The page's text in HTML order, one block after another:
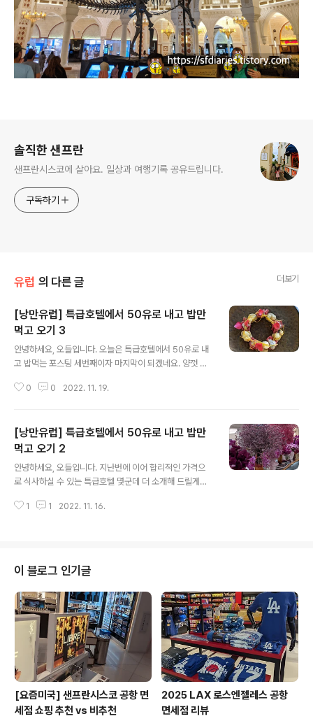
솔직한 샌프란
샌프란시스코에 살아요. 일상과 여행기록 공유드립니다.
구독하기
유럽 의 다른 글 더보기
[낭만유럽] 특급호텔에서 50유로 내고 밥만
먹고 오기 3
안녕하세요, 오들입니다. 오늘은 특급호텔에서 50유로 내
고 밥먹는 포스팅 세번째이자 마지막이 되겠네요. 양껏 먹
도 하는 기분으로 읽어주세요. 여행을 할때는 한 곳에서 많
면 실망하실 수도 있어요. 하지만 분위기 깡패와 인생사진
에 관심이 있으시다면 분명 만족하실거에요. 체코 프라하
포시즌스 Four Seasons Hotel Prague (지도) Four S
easons Hotel Prague · Veleslavínova 1098/2a, 1
10 00 Josefov, 체코 ★★★★★ · 호텔 www.googl
e.com 프라하는 전체적으로 물가도 저렴하고..
0 0 2022. 11. 19.
[낭만유럽] 특급호텔에서 50유로 내고 밥만
먹고 오기 2
안녕하세요, 오들입니다. 지난번에 이어 합리적인 가격으
로 식사하실 수 있는 특급호텔 몇군데 더 소개해 드릴게요.
급호텔에서 50유로 내고 밥만 먹고 오기 1 안녕하세요, 오
당 5 sfdiaries.tistory.com 이탈리아 베니스 세인트 레
지스 The St. Regis Venice (지도) 살루테 성당을 테라
스에서 바라볼 수 있는 세인트 레지스 베니스입니다. The
St. Regis Venice on Google Find out more about
The St. Regis V..
1 1 2022. 11. 16.
이 블로그 인기글
[요즘미국] 샌프란시스코 공항 면
세점 쇼핑 추천 vs 비추천
2025 LAX 로스엔젤레스 공항
면세점 리뷰